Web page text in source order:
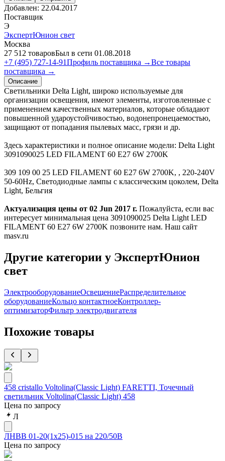
Добавлен: 22.04.2017
Поставщик
Э
ЭкспертЮнион свет
Москва
27 512 товаровБыл в сети 01.08.2018
+7 (495) 727-14-91Профиль поставщика →Все товары
поставщика →
Описание
Светильники Delta Light, широко используемые для
организации освещения, имеют элементы, изготовленные с
применением качественных материалов, которые обладают
повышенной удароустойчивостью, водонепронецаемостью,
защищают от попадания пылевых масс, грязи и др.
Здесь характеристики и полное описание модели: Delta Light
3091090025 LED FILAMENT 60 E27 6W 2700K
309 109 00 25 LED FILAMENT 60 E27 6W 2700K, , 220-240V
50-60Hz, Светодиодные лампы с классическим цоколем, Delta
Light, Бельгия
Актуализация цены от 02 Jun 2017 г. Пожалуйста, если вас
интересует минимальная цена 3091090025 Delta Light LED
FILAMENT 60 E27 6W 2700K позвоните нам. Наш сайт
masv.ru
Другие категории у ЭкспертЮнион
свет
ЭлектрооборудованиеОсвещениеРаспределительное
оборудованиеКольцо контактноеКонтроллер-
оптимизаторФильтр электродвигателя
Похожие товары
458 cristallo Voltolina(Classic Light) FARETTI, Точечный
светильник Voltolina(Classic Light) 458
Цена по запросу
Л
ЛНВВ 01-20(1х25)-015 на 220/50В
Цена по запросу